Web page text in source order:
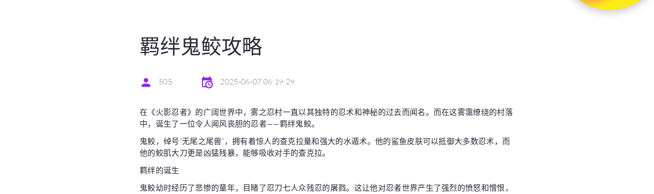
羁绊鬼鲛攻略
505 2025-06-07 06:19:29
在《火影忍者》的广阔世界中，雾之忍村一直以其独特的忍术和神秘的过去而闻名。而在这雾霭缭绕的村落
中，诞生了一位令人闻风丧胆的忍者——羁绊鬼鲛。
鬼鲛，绰号“无尾之尾兽”，拥有着惊人的查克拉量和强大的水遁术。他的鲨鱼皮肤可以抵御大多数忍术，而
他的鲛肌大刀更是凶猛残暴，能够吸收对手的查克拉。
羁绊的诞生
鬼鲛幼时经历了悲惨的童年，目睹了忍刀七人众残忍的屠戮。这让他对忍者世界产生了强烈的愤怒和憎恨，